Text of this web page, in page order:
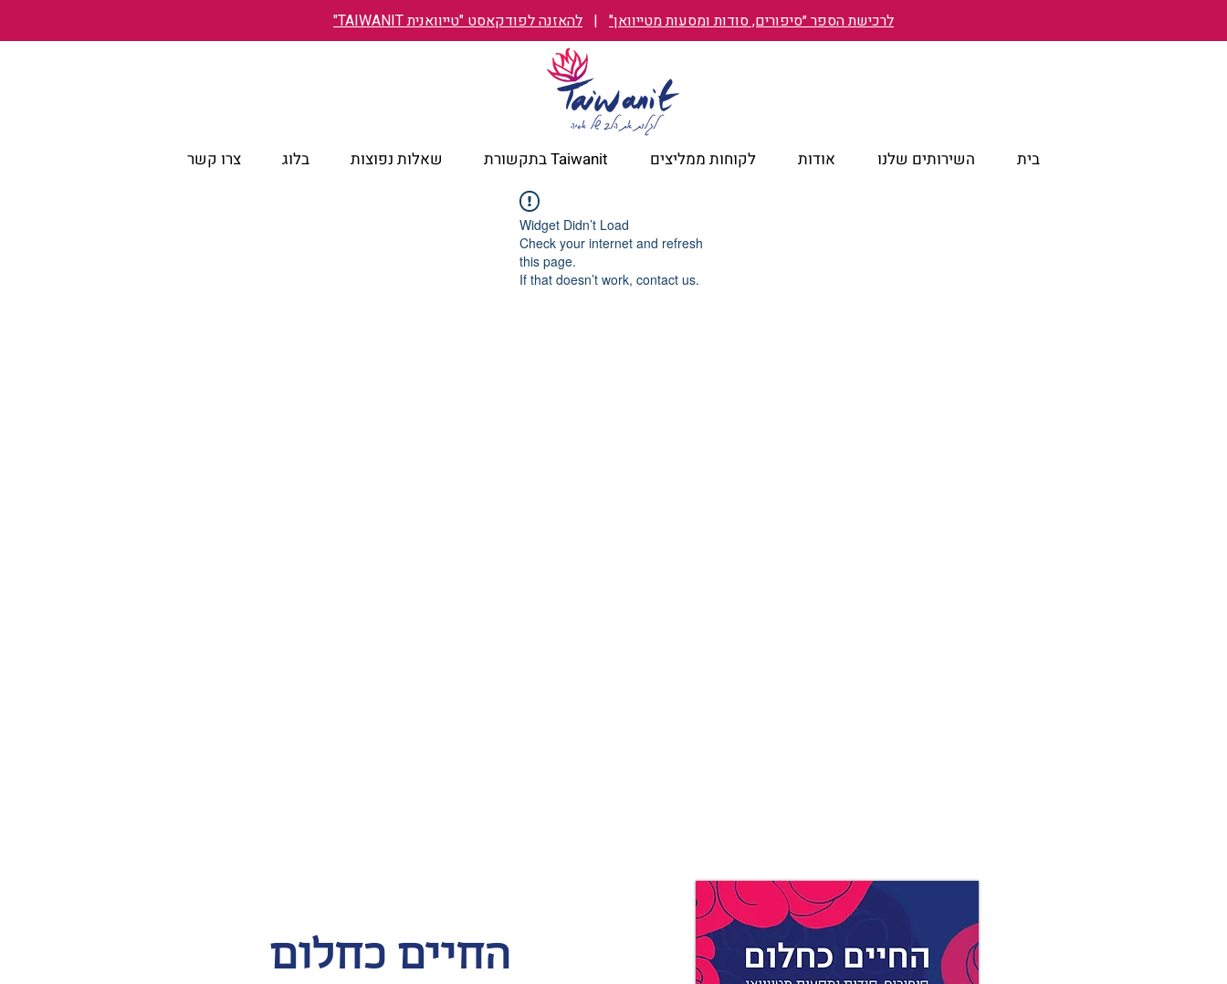
לרכישת הספר ״סיפורים, סודות ומסעות מטייוואן" | להאזנה לפודקאסט "טייוואנית TAIWANIT"
בית השירותים שלנו אודות לקוחות ממליצים Taiwanit בתקשורת שאלות נפוצות בלוג צרו קשר
Widget Didn’t Load
Check your internet and refresh
this page.
If that doesn’t work, contact us.
החיים כחלום